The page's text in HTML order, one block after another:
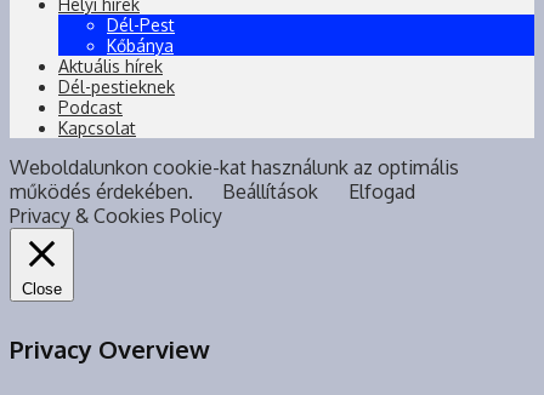
Dél-Pest
Kőbánya
Aktuális hírek
Dél-pestieknek
Podcast
Kapcsolat
Weboldalunkon cookie-kat használunk az optimális
működés érdekében.
Beállítások
Elfogad
Privacy & Cookies Policy
Close
Privacy Overview